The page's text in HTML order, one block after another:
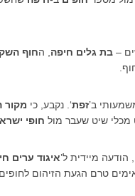
–בת גלים חיפה , החוף
ב’זפת‘. נקבע, כי מקור
מכלי שיט שעבר מול חופי
, הודעה מיידית ל’איגוד ערים
טרם הגעת הזיהום לחופים.